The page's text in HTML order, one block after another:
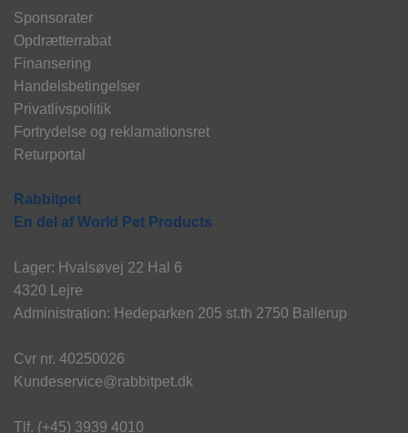
Sponsorater
Opdrætterrabat
Finansering
Handelsbetingelser
Privatlivspolitik
Fortrydelse og reklamationsret
Returportal
Rabbitpet
En del af World Pet Products
Lager: Hvalsøvej 22 Hal 6
4320 Lejre
Administration: Hedeparken 205 st.th 2750 Ballerup
Cvr nr. 40250026
Kundeservice@rabbitpet.dk
Tlf. (+45) 3939 4010